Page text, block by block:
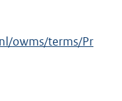
owms/terms/Pr